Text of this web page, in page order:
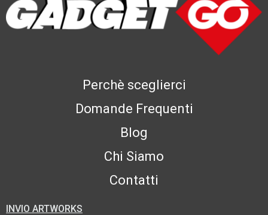
Perchè sceglierci
Domande Frequenti
Blog
Chi Siamo
Contatti
INVIO ARTWORKS